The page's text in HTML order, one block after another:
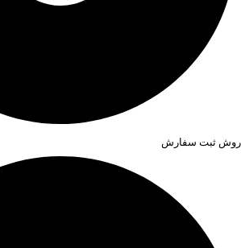
روش ثبت سفارش